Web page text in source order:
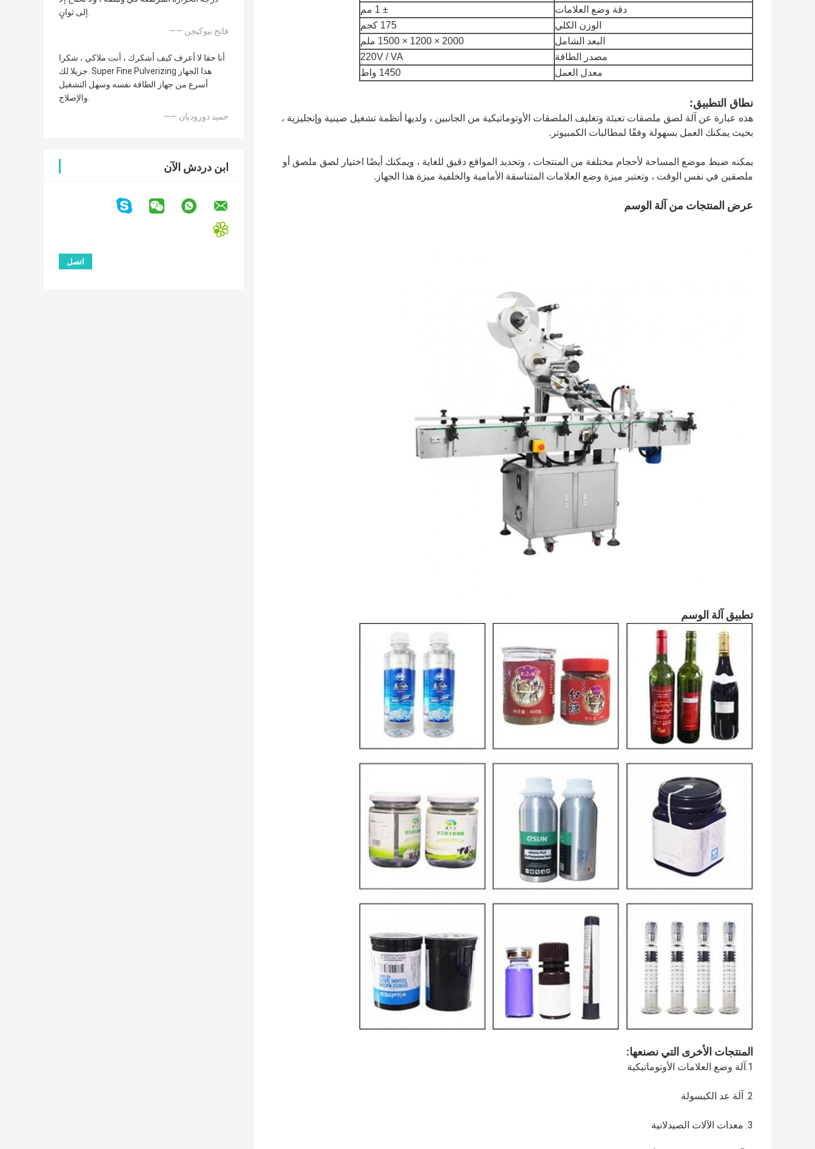
إلى ثوانٍ.
—— فاتح بيوكيجن
أنا حقا لا أعرف كيف أشكرك ، أنت ملاكي ، شكرا
جزيلا لك. Super Fine Pulverizing هذا الجهاز
أسرع من جهاز الطاقة نفسه وسهل التشغيل
والإصلاح.
—— حميد دوروديان
ابن دردش الآن
دقة وضع العلامات
± 1 مم
الوزن الكلي
175 كجم
البعد الشامل
2000 × 1200 × 1500 ملم
مصدر الطاقة
220V / VA
معدل العمل
1450 واط
نطاق التطبيق:
هذه عبارة عن آلة لصق ملصقات تعبئة وتغليف الملصقات الأوتوماتيكية من الجانبين ، ولديها أنظمة تشغيل صينية وإنجليزية ،
بحيث يمكنك العمل بسهولة وفقًا لمطالبات الكمبيوتر.
يمكنه ضبط موضع المساحة لأحجام مختلفة من المنتجات ، وتحديد المواقع دقيق للغاية ، ويمكنك أيضًا اختيار لصق ملصق أو
ملصقين في نفس الوقت ، وتعتبر ميزة وضع العلامات المتناسقة الأمامية والخلفية ميزة هذا الجهاز.
عرض المنتجات من آلة الوسم
تطبيق آلة الوسم
المنتجات الأخرى التي نصنعها:
1.آلة وضع العلامات الأوتوماتيكية
2. آلة عد الكبسولة
3. معدات الآلات الصيدلانية